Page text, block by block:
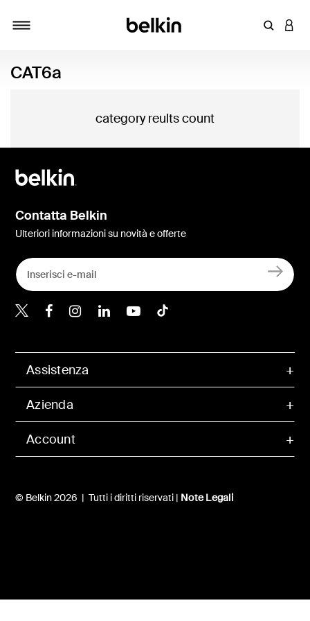
Inserisci
CAT6a
category reults count
Account
Assistenza
Azienda
© Belkin 2026 | Tutti i diritti riservati | Note Legali
Contatta Belkin
Ulteriori informazioni su novità e offerte
Belkin Twitter
Belkin Facebook
Belkin Instagram
Belkin LinkedIn
Belkin Youtube
Belkin TikTok